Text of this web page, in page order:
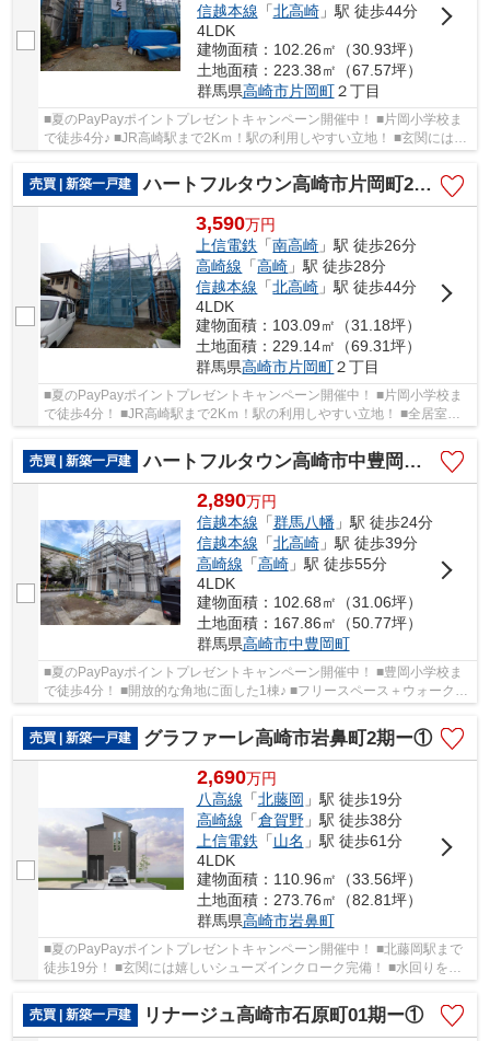
信越本線 「北高崎」駅 徒歩44分
4LDK
建物面積：102.26㎡（30.93坪）
土地面積：223.38㎡（67.57坪）
群馬県高崎市片岡町２丁目
■夏のPayPayポイントプレゼントキャンペーン開催中！ ■片岡小学校ま
で徒歩4分♪ ■JR高崎駅まで2Kｍ！駅の利用しやすい立地！ ■玄関には嬉
しいシューズインクローク完備！ ○片岡小学校...
売買 | 新築一戸建
ハートフルタウン高崎市片岡町2丁目31ーA
3,590万円
上信電鉄 「南高崎 」駅 徒歩26分
高崎線 「高崎 」駅 徒歩28分
信越本線 「北高崎 」駅 徒歩44分
4LDK
建物面積：103.09㎡（31.18坪）
土地面積：229.14㎡（69.31坪）
群馬県高崎市片岡町２丁目
■夏のPayPayポイントプレゼントキャンペーン開催中！ ■片岡小学校ま
で徒歩4分！ ■JR高崎駅まで2Kｍ！駅の利用しやすい立地！ ■全居室洋
売買 | 新築一戸建
ハートフルタウン高崎市中豊岡町63ー①
2,890万円
信越本線 「群馬八幡」駅 徒歩24分
信越本線 「北高崎」駅 徒歩39分
高崎線 「高崎」駅 徒歩55分
4LDK
建物面積：102.68㎡（31.06坪）
土地面積：167.86㎡（50.77坪）
群馬県高崎市中豊岡町
■夏のPayPayポイントプレゼントキャンペーン開催中！ ■豊岡小学校ま
で徒歩4分！ ■開放的な角地に面した1棟♪ ■フリースペース＋ウォークイ
売買 | 新築一戸建
グラファーレ高崎市岩鼻町2期ー①
2,690万円
八高線 「北藤岡 」駅 徒歩19分
高崎線 「倉賀野」駅 徒歩38分
上信電鉄 「山名 」駅 徒歩61分
4LDK
建物面積：110.96㎡（33.56坪）
土地面積：273.76㎡（82.81坪）
群馬県高崎市岩鼻町
■夏のPayPayポイントプレゼントキャンペーン開催中！ ■北藤岡駅まで
徒歩19分！ ■玄関には嬉しいシューズインクローク完備！ ■水回りを最
売買 | 新築一戸建
リナージュ高崎市石原町01期ー①